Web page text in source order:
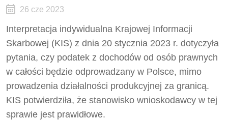
26 cze 2023
Interpretacja indywidualna Krajowej Informacji
Skarbowej (KIS) z dnia 20 stycznia 2023 r. dotyczyła
pytania, czy podatek z dochodów od osób prawnych
w całości będzie odprowadzany w Polsce, mimo
prowadzenia działalności produkcyjnej za granicą.
KIS potwierdziła, że stanowisko wnioskodawcy w tej
sprawie jest prawidłowe.